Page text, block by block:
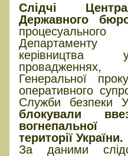
Слідчі
Державного
Департаменту
керівництва
провадженнях,
Генеральної
оперативного
Служби безпеки
блокували
території України.
За даними